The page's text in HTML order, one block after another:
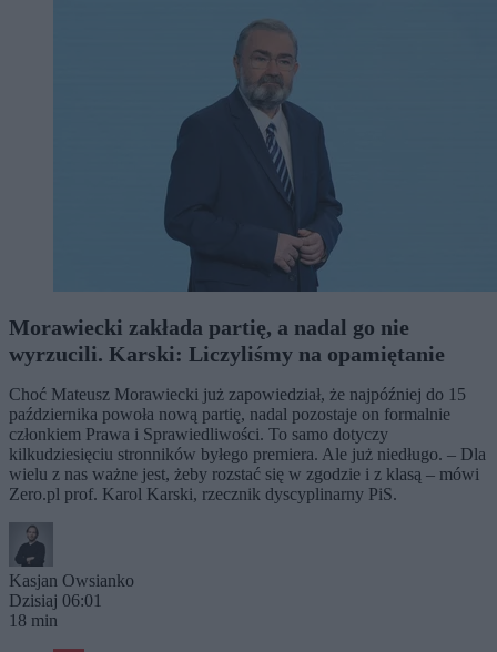
Morawiecki zakłada partię, a nadal go nie
wyrzucili. Karski: Liczyliśmy na opamiętanie
Choć Mateusz Morawiecki już zapowiedział, że najpóźniej do 15
października powoła nową partię, nadal pozostaje on formalnie
członkiem Prawa i Sprawiedliwości. To samo dotyczy
kilkudziesięciu stronników byłego premiera. Ale już niedługo. – Dla
wielu z nas ważne jest, żeby rozstać się w zgodzie i z klasą – mówi
Zero.pl prof. Karol Karski, rzecznik dyscyplinarny PiS.
Kasjan Owsianko
Dzisiaj 06:01
18 min